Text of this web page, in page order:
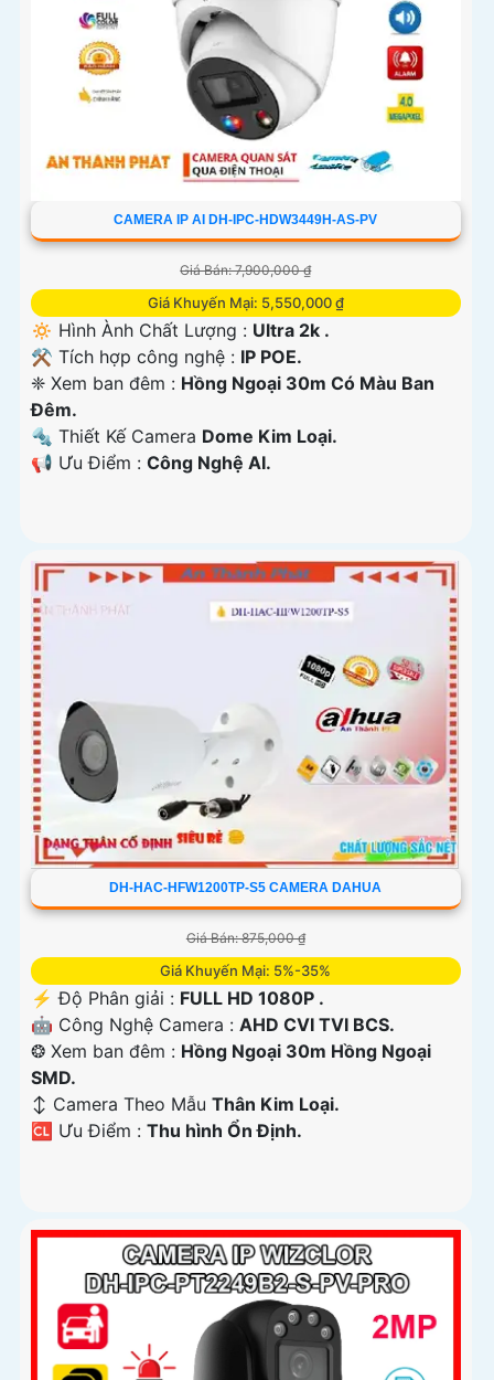
CAMERA IP AI DH-IPC-HDW3449H-AS-PV
Giá Bán: 7,900,000 ₫
Giá Khuyến Mại: 5,550,000 ₫
🔅 Hình Ành Chất Lượng : Ultra 2k .
⚒ Tích hợp công nghệ : IP POE.
❈ Xem ban đêm : Hồng Ngoại 30m Có Màu Ban
Đêm.
🔩 Thiết Kế Camera Dome Kim Loại.
️📢 Ưu Điểm : Công Nghệ AI.
DH-HAC-HFW1200TP-S5 CAMERA DAHUA
Giá Bán: 875,000 ₫
Giá Khuyến Mại: 5%-35%
️⚡ Độ Phân giải : FULL HD 1080P .
🤖️ Công Nghệ Camera : AHD CVI TVI BCS.
❂ Xem ban đêm : Hồng Ngoại 30m Hồng Ngoại
SMD.
↕️ Camera Theo Mẫu Thân Kim Loại.
️🆑 Ưu Điểm : Thu hình Ổn Định.